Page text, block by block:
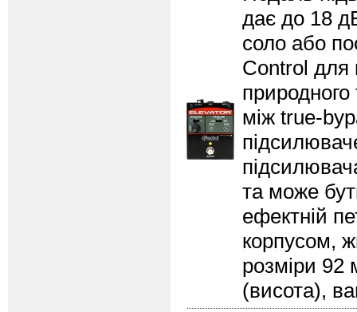
дає до 18
соло або
Control для
між true-
та може
ефектній
корпусом,
розміри
(висота),